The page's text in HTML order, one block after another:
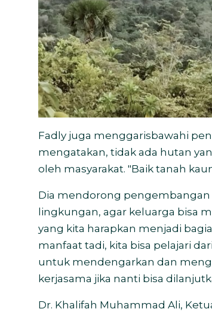
Fadly juga menggarisbawahi
mengatakan, tidak ada hutan
oleh masyarakat. "Baik tanah
Dia mendorong pengembangan
lingkungan, agar keluarga bisa
yang kita harapkan menjadi
manfaat tadi, kita bisa pelajari
untuk mendengarkan dan
kerjasama jika nanti bisa
Dr. Khalifah Muhammad Ali,